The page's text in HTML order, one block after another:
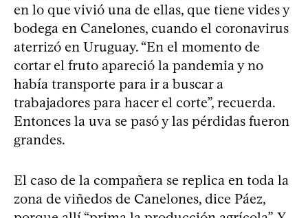
en lo que vivió una de ellas, que tiene vides y
bodega en Canelones, cuando el coronavirus
aterrizó en Uruguay. “En el momento de
cortar el fruto apareció la pandemia y no
había transporte para ir a buscar a
trabajadores para hacer el corte”, recuerda.
Entonces la uva se pasó y las pérdidas fueron
grandes.
El caso de la compañera se replica en toda la
zona de viñedos de Canelones, dice Páez,